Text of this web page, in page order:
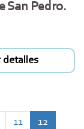
San Pedro.
detalles
Page
11
Página
12